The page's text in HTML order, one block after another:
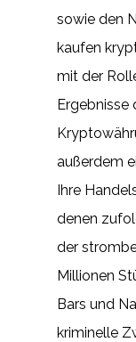
sowie den
kaufen
mit der
Ergebnisse
außerdem
Ihre
denen
der
Millionen
Bars und
kriminelle